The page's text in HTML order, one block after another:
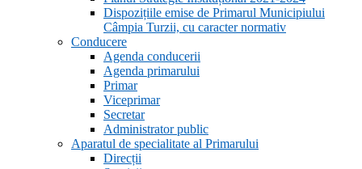
Dispozițiile emise de Primarul Municipiului
Câmpia Turzii, cu caracter normativ
Conducere
Agenda conducerii
Agenda primarului
Primar
Viceprimar
Secretar
Administrator public
Aparatul de specialitate al Primarului
Direcții